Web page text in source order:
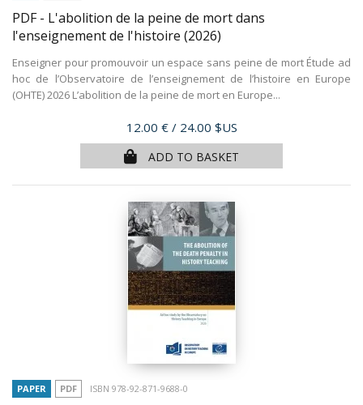
PDF - L'abolition de la peine de mort dans
l'enseignement de l'histoire (2026)
Enseigner pour promouvoir un espace sans peine de mort Étude ad
hoc de l’Observatoire de l’enseignement de l’histoire en Europe
(OHTE) 2026 L’abolition de la peine de mort en Europe...
Price
12.00 € / 24.00 $US
ADD TO BASKET
PAPER PDF ISBN 978-92-871-9688-0